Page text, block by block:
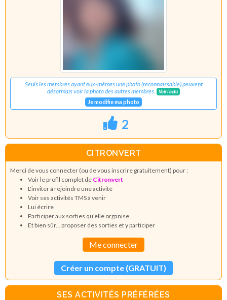
Seuls les membres ayant eux-mêmes une photo (reconnaissable) peuvent
désormais voir la photo des autres membres.
Voir l'actu
Je modifie ma photo
2
CITRONVERT
Merci de vous connecter (ou de vous inscrire gratuitement) pour :
Voir le profil complet de Citronvert
L'inviter à rejoindre une activité
Voir ses activités TMS à venir
Lui écrire
Participer aux sorties qu'elle organise
Et bien sûr... proposer des sorties et y participer
Me connecter
Créer un compte (GRATUIT)
SES ACTIVITÉS PRÉFÉRÉES